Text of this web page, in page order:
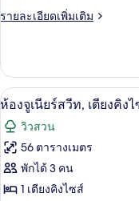
มหาสมุทร
เตียง,
มหาสมุทร
บาง
ส่วน
Partial
รายละเอียดเพิ่มเติม
ราย
เกี่ยว
กับ
Romance
Junior
Suite
Partial
Ocean
View
เปิด
ภาพถ่าย
ทั้งหมด
ของ
ห้อง
6
ห้องจูเนียร์สวีท, เตียงคิง
วิวสวน
56 ตารางเมตร
พักได้ 3 คน
1 เตียงคิงไซส์